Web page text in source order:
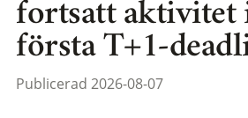
fortsatt aktivitet
första T+1-
Publicerad 2026-08-07